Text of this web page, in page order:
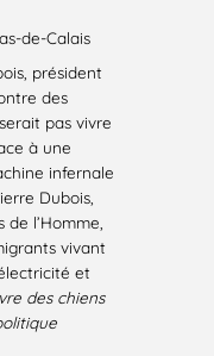
de-Calais
président
des
pas vivre
à une
infernale
Dubois,
l’Homme,
vivant
et
des chiens